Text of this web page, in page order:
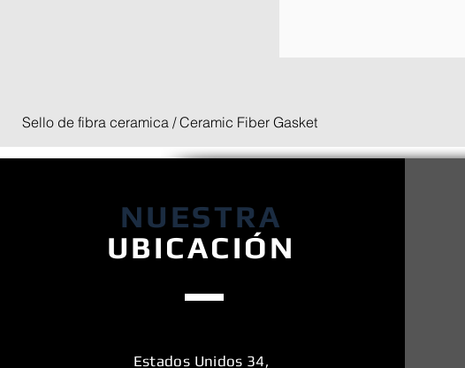
Sello de fibra ceramica / Ceramic Fiber Gasket
NUESTRA
UBICACIÓN
Estados Unidos 34,